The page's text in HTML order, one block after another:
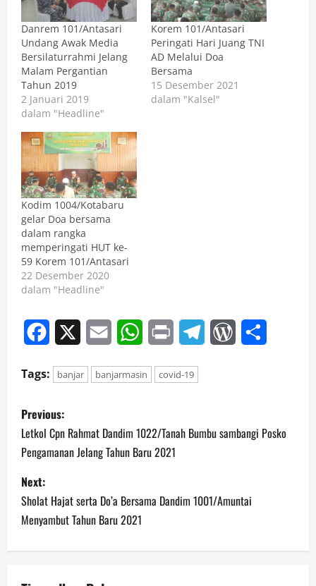
Danrem 101/Antasari
Undang Awak Media
Bersilaturrahmi Jelang
Malam Pergantian
Tahun 2019
2 Januari 2019
dalam "Headline"
Korem 101/Antasari
Peringati Hari Juang TNI
AD Melalui Doa
Bersama
15 Desember 2021
dalam "Kalsel"
Kodim 1004/Kotabaru
gelar Doa bersama
dalam rangka
memperingati HUT ke-
59 Korem 101/Antasari
22 Desember 2020
dalam "Headline"
Facebook Email WhatsApp
Print TelegramWordPress
Tags: banjar banjarmasin covid-19
P
o
s
t
n
a
Previous:
Letkol Cpn Rahmat Dandim 1022/Tanah Bumbu sambangi Posko
Pengamanan Jelang Tahun Baru 2021
Next:
Sholat Hajat serta Do’a Bersama Dandim 1001/Amuntai
Menyambut Tahun Baru 2021